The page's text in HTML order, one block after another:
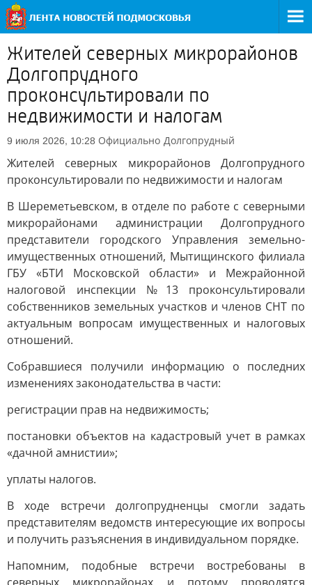
Жителей северных микрорайонов
Долгопрудного
проконсультировали по
недвижимости и налогам
9 июля 2026, 10:28 Официально Долгопрудный
Жителей северных микрорайонов Долгопрудного
проконсультировали по недвижимости и налогам
В Шереметьевском, в отделе по работе с северными
микрорайонами администрации Долгопрудного
представители городского Управления земельно-
имущественных отношений, Мытищинского филиала
ГБУ «БТИ Московской области» и Межрайонной
налоговой инспекции №13 проконсультировали
собственников земельных участков и членов СНТ по
актуальным вопросам имущественных и налоговых
отношений.
Собравшиеся получили информацию о последних
изменениях законодательства в части:
регистрации прав на недвижимость;
постановки объектов на кадастровый учет в рамках
«дачной амнистии»;
уплаты налогов.
В ходе встречи долгопрудненцы смогли задать
представителям ведомств интересующие их вопросы
и получить разъяснения в индивидуальном порядке.
Напомним, подобные встречи востребованы в